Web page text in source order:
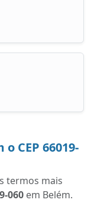
CEP 66019-
termos mais
060 em Belém.